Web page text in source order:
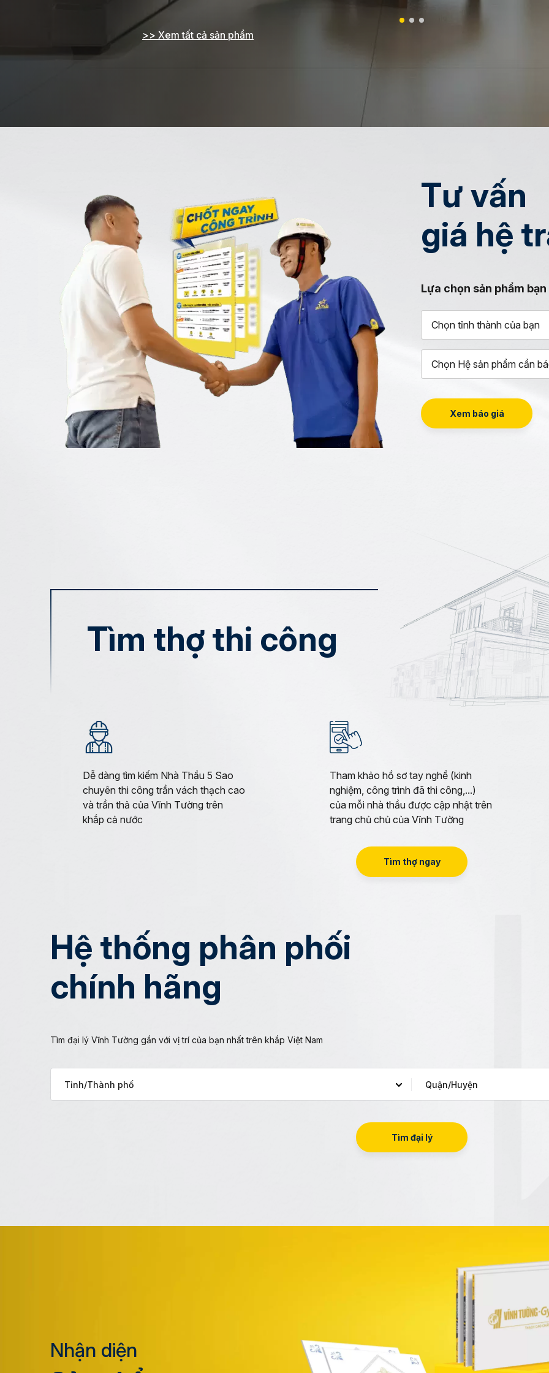
>> Xem tất cả sản phẩm
Tư vấn
giá hệ
Lựa chọn sản phẩm
Tìm thợ thi công
Dễ dàng tìm kiếm Nhà Thầu 5 Sao
chuyên thi công trần vách thạch cao
và trần thả của Vĩnh Tường trên
khắp cả nước
Tham khảo hồ sơ tay nghề (kinh
nghiệm, công trình đã thi công,...)
của mỗi nhà thầu được cập nhật trên
trang chủ chủ của Vĩnh Tường
Tìm thợ ngay
Hệ thống phân phối
chính hãng
Tìm đại lý Vĩnh Tường gần với vị trí của bạn nhất trên khắp Việt Nam
Tìm đại lý
Nhận diện